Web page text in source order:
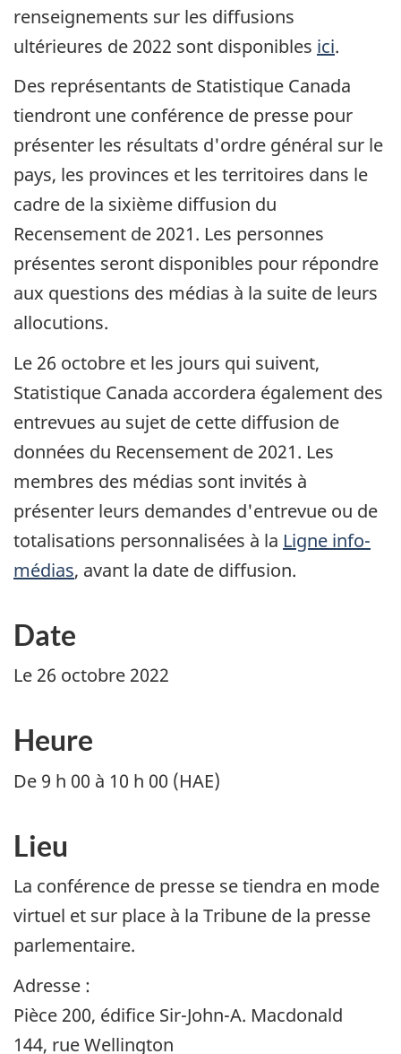
renseignements sur les diffusions
ultérieures de 2022 sont disponibles ici.
Des représentants de Statistique Canada
tiendront une conférence de presse pour
présenter les résultats d'ordre général sur le
pays, les provinces et les territoires dans le
cadre de la sixième diffusion du
Recensement de 2021. Les personnes
présentes seront disponibles pour répondre
aux questions des médias à la suite de leurs
allocutions.
Le 26 octobre et les jours qui suivent,
Statistique Canada accordera également des
entrevues au sujet de cette diffusion de
données du Recensement de 2021. Les
membres des médias sont invités à
présenter leurs demandes d'entrevue ou de
totalisations personnalisées à la Ligne info-
médias, avant la date de diffusion.
Date
Le 26 octobre 2022
Heure
De 9 h 00 à 10 h 00 (HAE)
Lieu
La conférence de presse se tiendra en mode
virtuel et sur place à la Tribune de la presse
parlementaire.
Adresse :
Pièce 200, édifice Sir-John-A. Macdonald
144, rue Wellington